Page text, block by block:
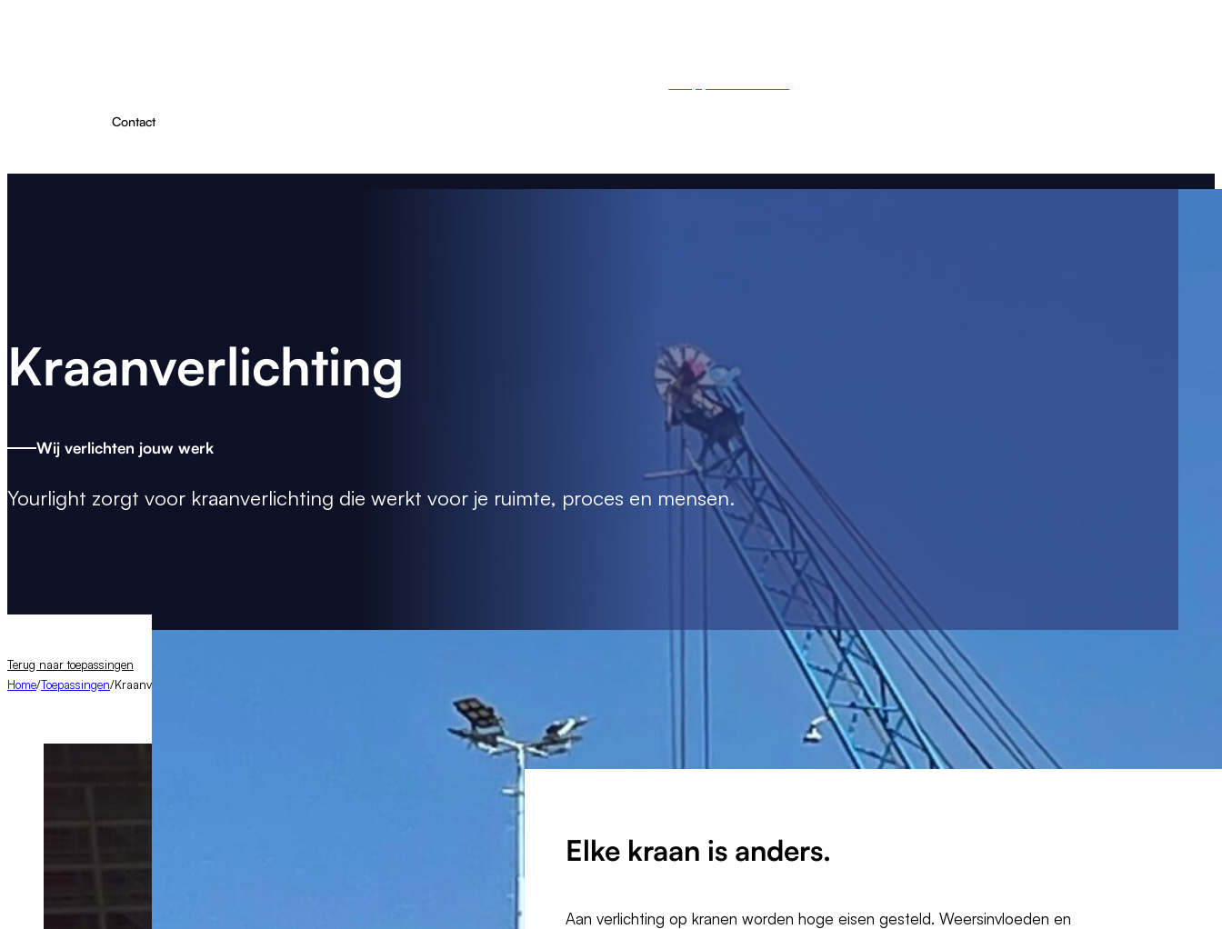
Contact
Kraanverlichting
Wij verlichten jouw werk
Yourlight zorgt voor kraanverlichting die werkt voor je ruimte, proces en mensen.
Terug naar toepassingen
Home/Toepassingen/Kraanverlichting
Elke kraan is anders.
Aan verlichting op kranen worden hoge eisen gesteld. Weersinvloeden en